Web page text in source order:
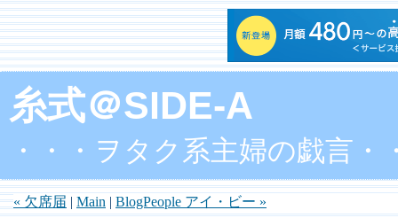
糸式＠SIDE-A
・・・ヲタク系主婦の戯言・
« 欠席届 | Main | BlogPeople アイ・ビー »